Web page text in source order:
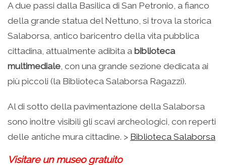
A due passi dalla Basilica di San Petronio, a fianco
della grande statua del Nettuno, si trova la storica
Salaborsa, antico baricentro della vita pubblica
cittadina, attualmente adibita a biblioteca
multimediale, con una grande sezione dedicata ai
più piccoli (la Biblioteca Salaborsa Ragazzi).
Al di sotto della pavimentazione della Salaborsa
sono inoltre visibili gli scavi archeologici, con reperti
delle antiche mura cittadine. > Biblioteca Salaborsa
Visitare un museo gratuito